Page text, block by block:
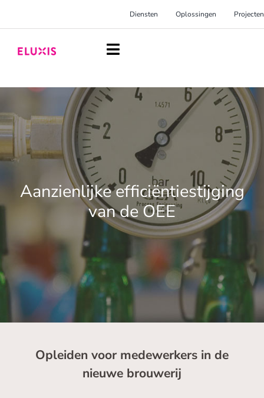
naar
inhoud
Diensten Oplossingen Projecten
Toggle
Homepage
Diensten
Oplossingen
Projecten
Over Eluxis
Inspiratie
Blog
English
Aanzienlijke efficiëntiestijging
van de OEE
Opleiden voor medewerkers in de
nieuwe brouwerij